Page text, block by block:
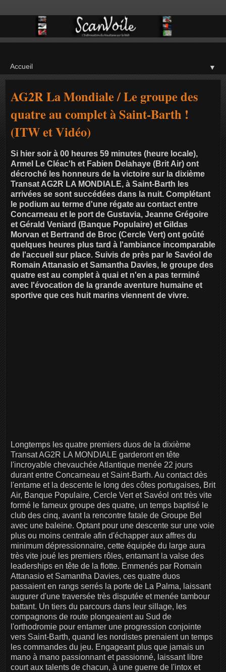
▼
AG2R La Mondiale / Le groupe des
quatre au complet à Saint-Barth !
(ITW et Vidéo)
Si hier soir à 00 heures 59 minutes (heure locale),
Armel Le Cléac'h et Fabien Delahaye (Brit Air) ont
décroché les honneurs de la victoire sur la dixième
Transat AG2R LA MONDIALE, à Saint-Barth les
arrivées se sont succédées dans la nuit. Complétant
le podium au terme d'une régate au contact entre
Concarneau et le port de Gustavia, Jeanne Grégoire
et Gérald Veniard (Banque Populaire) et Gildas
Morvan et Bertrand de Broc (Cercle Vert) ont goûté
quelques heures plus tard à l'ambiance incomparable
de l'accueil sur place. Suivis de près par le Savéol de
Romain Attanasio et Samantha Davies, le groupe des
quatre est au complet à quai et n'en a pas terminé
avec l'évocation de la grande aventure humaine et
sportive que ces huit marins viennent de vivre.
Longtemps les quatre premiers duos de la dixième
Transat AG2R LA MONDIALE garderont en tête
l'incroyable chevauchée Atlantique menée 22 jours
durant entre Concarneau et Saint-Barth. Au contact dès
l'entame et la descente le long des côtes portugaises, Brit
Air, Banque Populaire, Cercle Vert et Savéol ont très vite
formé le fameux groupe des quatre, un temps baptisé le
club des cinq, avant la rencontre fatale de Groupe Bel
avec une baleine. Optant pour une descente sur une voie
plus ou moins centrale afin d'échapper aux affres du
minimum dépressionnaire, cette équipée du large aura
très vite joué les premiers rôles, entamant la valse des
leaderships en tête de la flotte. Emmenés par Romain
Attanasio et Samantha Davies, ces quatre duos
passaient en rangs serrés la porte de La Palma, laissant
augurer d'une traversée très disputée et menée tambour
battant. Un tiers du parcours dans leur sillage, les
compagnons de route plongeaient au Sud de
l'orthodromie pour entamer une progression conjointe
vers Saint-Barth, quand les nordistes prenaient un temps
les commandes du jeu. Engageant plus que jamais un
mano à mano passionnant et passionné, laissant libre
court aux talents de chacun, à une guerre de l'intox et